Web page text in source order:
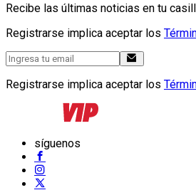
Recibe las últimas noticias en tu
Registrarse implica aceptar los
Registrarse implica aceptar los
síguenos